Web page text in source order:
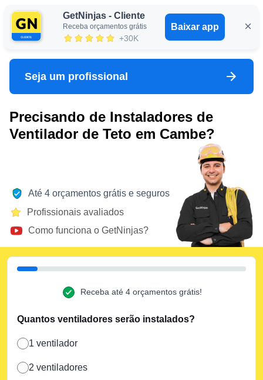
GetNinjas - Cliente
Receba orçamentos grátis
+30K
Baixar app
Entrar
Seja um profissional
Precisando de Instaladores de
Ventilador de Teto em Cambe?
Até 4 orçamentos grátis e seguros
Profissionais avaliados
Como funciona o GetNinjas?
Receba até 4 orçamentos grátis!
Quantos ventiladores serão instalados?
1 ventilador
2 ventiladores